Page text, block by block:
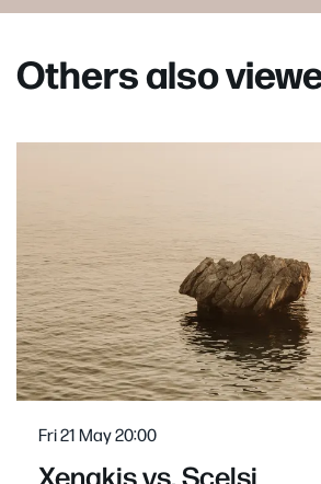
Others also
Xenakis vs. Scelsi
Fri 21 May20:00